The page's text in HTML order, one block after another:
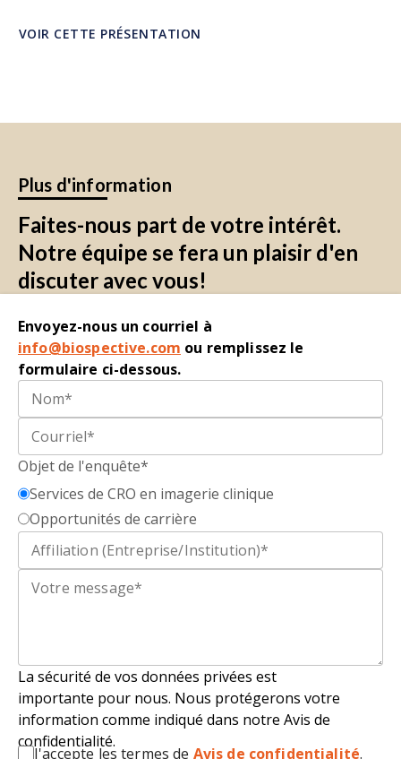
VOIR CETTE PRÉSENTATION
Plus d'information
Faites-nous part de votre intérêt.
Notre équipe se fera un plaisir d'en
discuter avec vous!
Envoyez-nous un courriel à
info@biospective.com ou remplissez le
formulaire ci-dessous.
Objet de l'enquête*
Services de CRO en imagerie clinique
Opportunités de carrière
La sécurité de vos données privées est
importante pour nous. Nous protégerons votre
information comme indiqué dans notre Avis de
confidentialité.
J'accepte les termes de Avis de confidentialité.